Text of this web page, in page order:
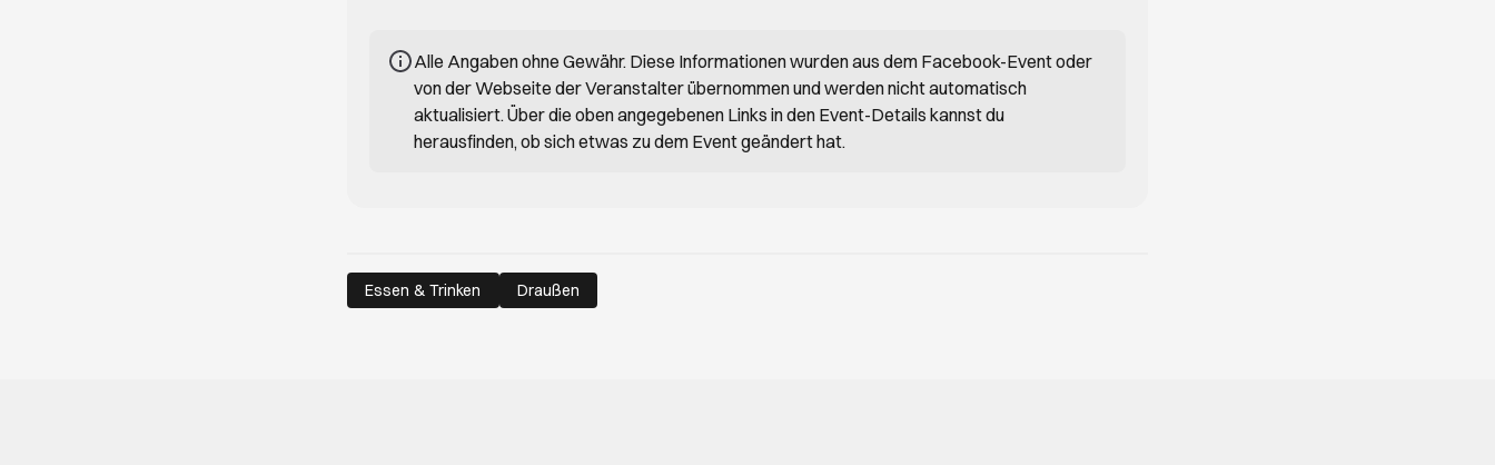
Alle Angaben ohne Gewähr. Diese Informationen wurden aus dem Facebook-Event oder
von der Webseite der Veranstalter übernommen und werden nicht automatisch
aktualisiert. Über die oben angegebenen Links in den Event-Details kannst du
herausfinden, ob sich etwas zu dem Event geändert hat.
Essen & Trinken Draußen